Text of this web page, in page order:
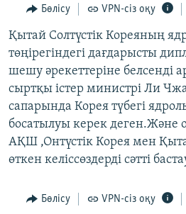
Navigation
Skip
to
Search
АДАМ ҚҰҚЫҚТАРЫ
ӘЛЕУМЕТ
ӘЛЕМ
АРНАЙЫ ЖОБАЛАР
Русский
ЖАЗЫЛЫҢЫЗ
Бөлісу VPN-сіз оқу
Қытай Солтүстік Кореяның
төңірегіндегі дағдарысты
шешу әрекеттеріне белсенді
сыртқы істер министрі Ли
сапарында Корея түбегі
босатылуы керек деген.Және
АҚШ ,Онтүстік Корея мен
өткен келіссөздерді сәтті
Бөлісу VPN-сіз оқу